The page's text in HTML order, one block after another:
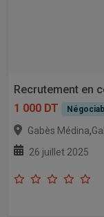
Recrutement en
1 000 DT
Gabès Médina,
26 juillet 2025